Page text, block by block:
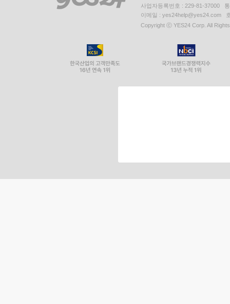
사업자등록번호 : 229-81-37000
이메일 : yes24help@yes24.com
Copyright ⓒ YES24 Corp. All